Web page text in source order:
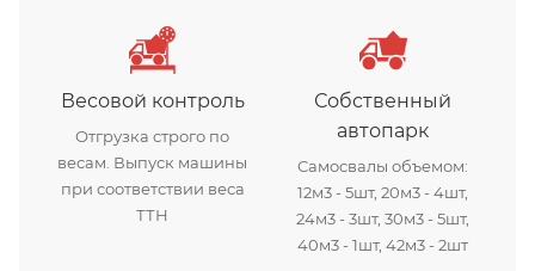
Весовой контроль
Отгрузка строго по
весам. Выпуск машины
при соответствии веса
ТТН
Собственный
автопарк
Самосвалы объемом:
12м3 - 5шт, 20м3 - 4шт,
24м3 - 3шт, 30м3 - 5шт,
40м3 - 1шт, 42м3 - 2шт